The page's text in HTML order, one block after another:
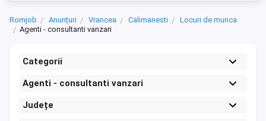
Romjob Anunțuri Vrancea Calimanesti
Locuri de munca
Agenti - consultanti vanzari
Categorii
Agenti - consultanti vanzari
Județe